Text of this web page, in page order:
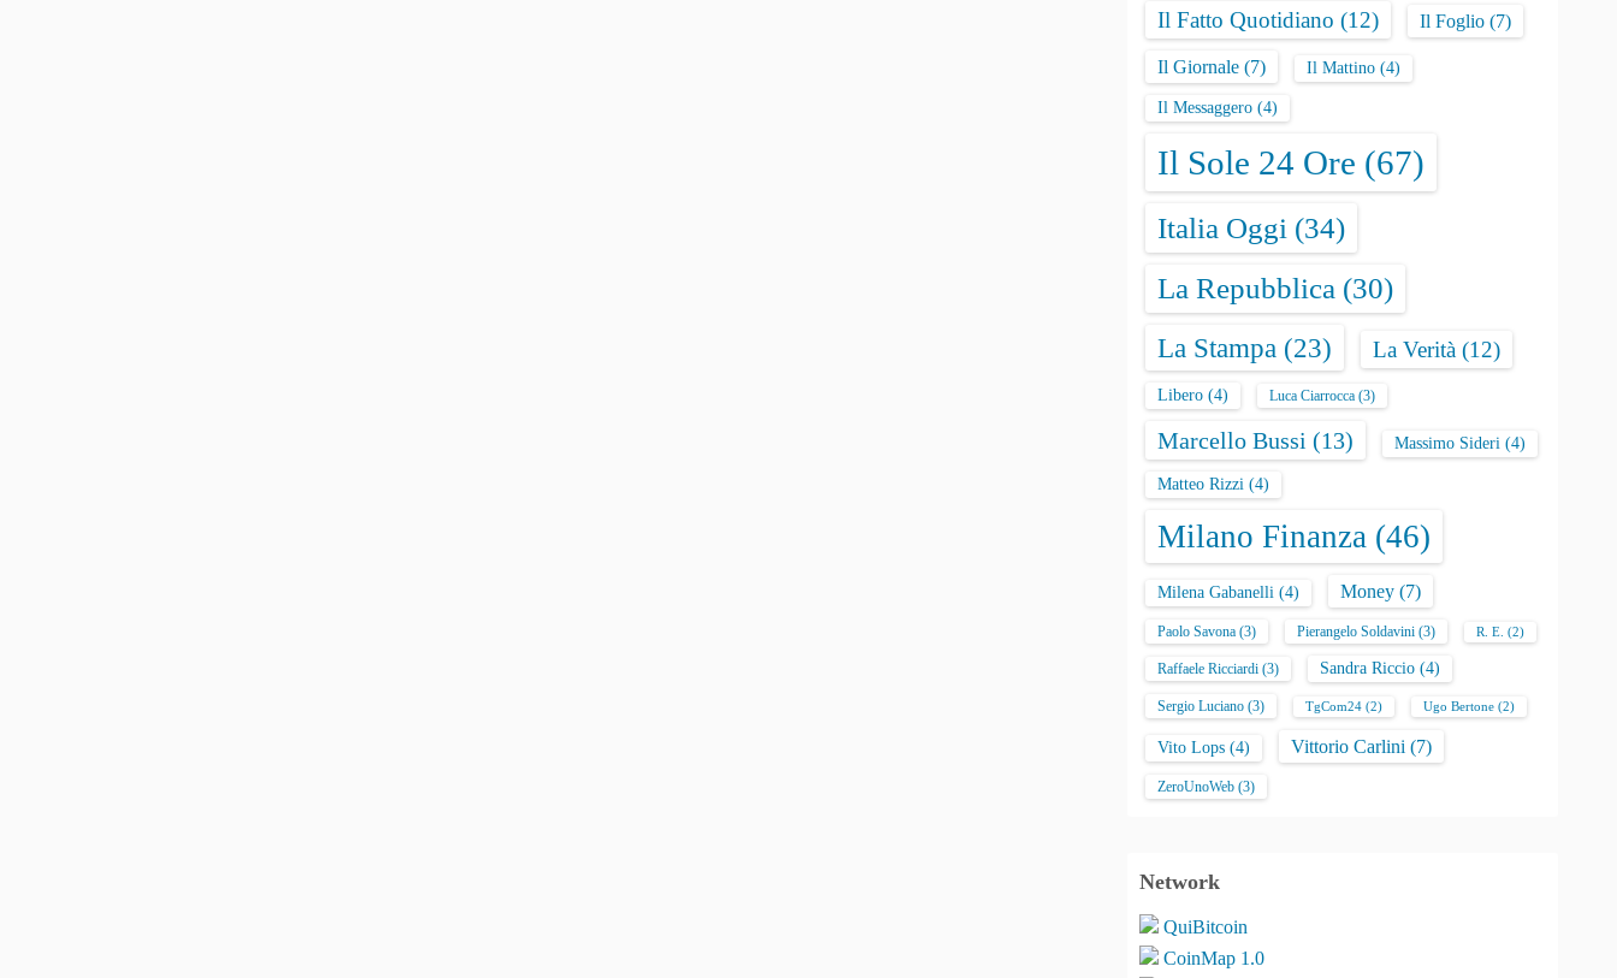
Il Fatto Quotidiano (12) Il Foglio (7)
Il Giornale (7) Il Mattino (4)
Il Messaggero (4)
Il Sole 24 Ore (67)
Italia Oggi (34)
La Repubblica (30)
La Stampa (23) La Verità (12)
Libero (4) Luca Ciarrocca (3)
Marcello Bussi (13) Massimo Sideri (4)
Matteo Rizzi (4)
Milano Finanza (46)
Milena Gabanelli (4) Money (7)
Paolo Savona (3) Pierangelo Soldavini (3) R. E. (2)
Raffaele Ricciardi (3) Sandra Riccio (4)
Sergio Luciano (3) TgCom24 (2) Ugo Bertone (2)
Vito Lops (4) Vittorio Carlini (7)
ZeroUnoWeb (3)
Network
QuiBitcoin
CoinMap 1.0